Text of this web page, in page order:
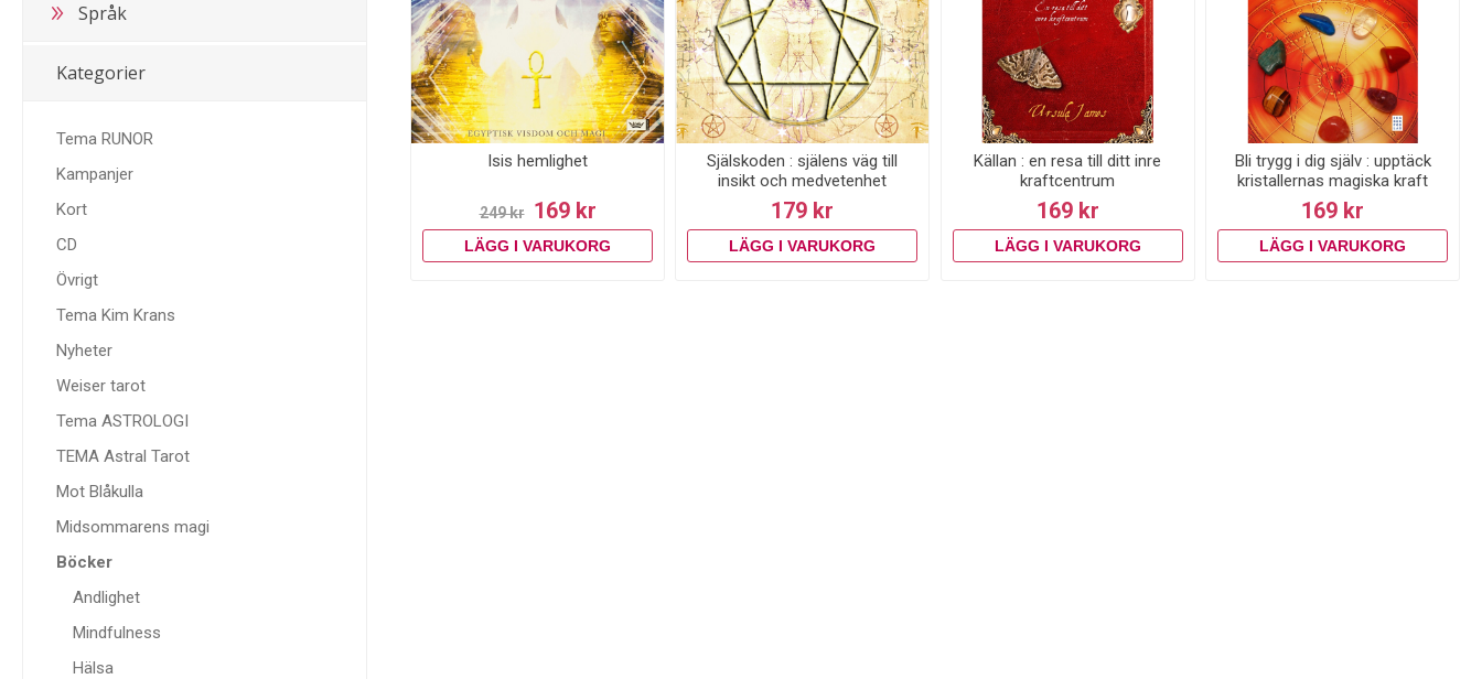
Isis hemlighet
249 kr 169 kr
Själskoden : själens väg till
insikt och medvetenhet
179 kr
Källan : en resa till ditt inre
kraftcentrum
169 kr
Bli trygg i dig själv : upptäck
kristallernas magiska kraft
169 kr
Språk
Kategorier
Tema RUNOR
Kampanjer
Kort
CD
Övrigt
Tema Kim Krans
Nyheter
Weiser tarot
Tema ASTROLOGI
TEMA Astral Tarot
Mot Blåkulla
Midsommarens magi
Böcker
Andlighet
Mindfulness
Hälsa